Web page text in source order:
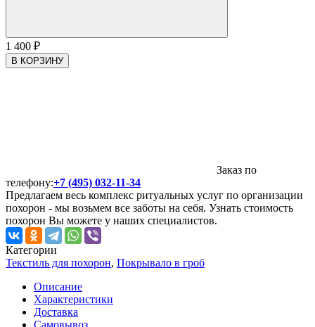
1 400 ₽
В КОРЗИНУ
Заказ по
телефону:+7 (495) 032-11-34
Предлагаем весь комплекс ритуальных услуг по организации
похорон - мы возьмем все заботы на себя. Узнать стоимость
похорон Вы можете у наших специалистов.
Категории
Текстиль для похорон, Покрывало в гроб
Описание
Характеристики
Доставка
Самовывоз